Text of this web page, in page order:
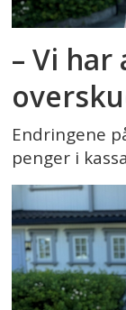
– Vi
Endringene
penger i